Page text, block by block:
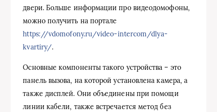
двери. Больше информации про видеодомофоны,
можно получить на портале
https://vdomofony.ru/video-intercom/dlya-
kvartiry/.
Основные компоненты такого устройства – это
панель вызова, на которой установлена камера, а
также дисплей. Они объединены при помощи
линии кабели, также встречается метод без